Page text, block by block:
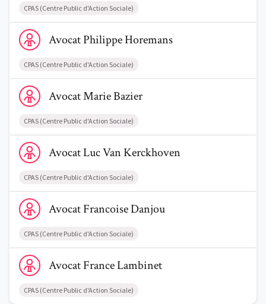
CPAS (Centre Public d'Action Sociale)
Voir le profil de AvocatPhilippe Horemans
AvocatPhilippeHoremans
CPAS (Centre Public d'Action Sociale)
Voir le profil de AvocatMarie Bazier
AvocatMarieBazier
CPAS (Centre Public d'Action Sociale)
Voir le profil de AvocatLuc Van Kerckhoven
AvocatLucVan Kerckhoven
CPAS (Centre Public d'Action Sociale)
Voir le profil de AvocatFrancoise Danjou
AvocatFrancoiseDanjou
CPAS (Centre Public d'Action Sociale)
Voir le profil de AvocatFrance Lambinet
AvocatFranceLambinet
CPAS (Centre Public d'Action Sociale)